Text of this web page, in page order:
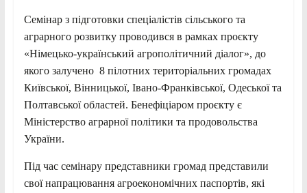
Семінар з підготовки спеціалістів сільського та
аграрного розвитку проводився в рамках проєкту
«Німецько-український агрополітичний діалог», до
якого залучено 8 пілотних територіальних громадах
Київської, Вінницької, Івано-Франківської, Одеської та
Полтавської областей. Бенефіціаром проєкту є
Міністерство аграрної політики та продовольства
України.
Під час семінару представники громад представили
свої напрацювання агроекономічних паспортів, які